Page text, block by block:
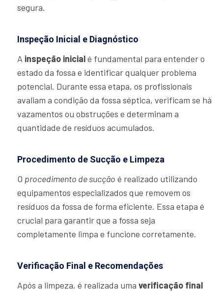
segura.
Inspeção Inicial e Diagnóstico
A inspeção inicialé fundamental para entender o
estado da fossa e identificar qualquer problema
potencial. Durante essa etapa, os profissionais
avaliam a condição da fossa séptica, verificam se há
vazamentos ou obstruções e determinam a
quantidade de resíduos acumulados.
Procedimento de Sucção e Limpeza
O procedimento de sucção é realizado utilizando
equipamentos especializados que removem os
resíduos da fossa de forma eficiente. Essa etapa é
crucial para garantir que a fossa seja
completamente limpa e funcione corretamente.
Verificação Final e Recomendações
Após a limpeza, é realizada uma verificação final